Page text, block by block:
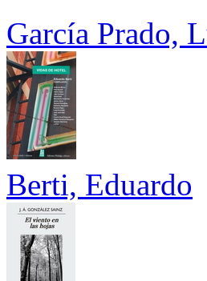
García Prado,
Berti, Eduardo